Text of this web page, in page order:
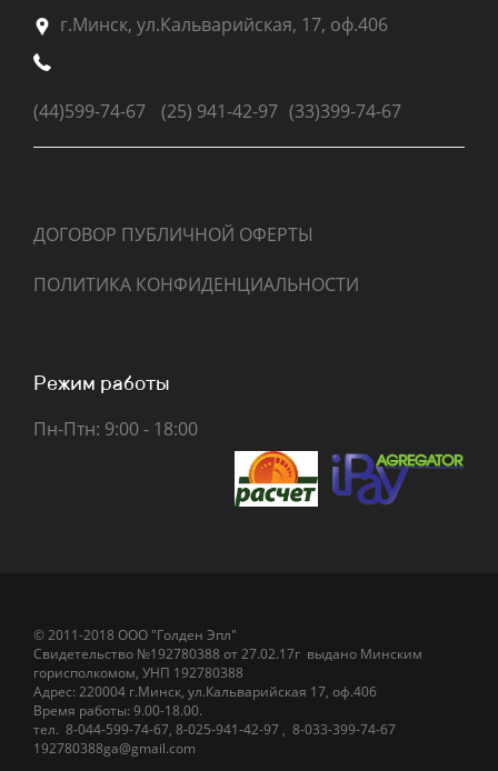
г.Минск, ул.Кальварийская, 17, оф.406
(44)599-74-67 (25) 941-42-97 (33)399-74-67
ДОГОВОР ПУБЛИЧНОЙ ОФЕРТЫ
ПОЛИТИКА КОНФИДЕНЦИАЛЬНОСТИ
Режим работы
Пн-Птн: 9:00 - 18:00
© 2011-2018 ООО "Голден Эпл"
Свидетельство №192780388 от 27.02.17г выдано Минским
горисполкомом, УНП 192780388
Адрес: 220004 г.Минск, ул.Кальварийская 17, оф.406
Время работы: 9.00-18.00.
тел. 8-044-599-74-67, 8-025-941-42-97 , 8-033-399-74-67
192780388ga@gmail.com